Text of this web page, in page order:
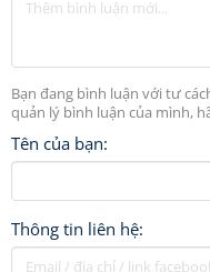
Bạn đang bình luận với tư
quản lý bình luận của mình,
Tên của bạn:
Thông tin liên hệ: